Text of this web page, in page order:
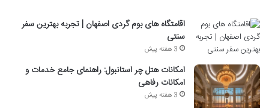
اقامتگاه های بوم گردی اصفهان | تجربه بهترین سفر
سنتی
3 هفته پیش
امکانات هتل چر استانبول: راهنمای جامع خدمات و
امکانات رفاهی
3 هفته پیش